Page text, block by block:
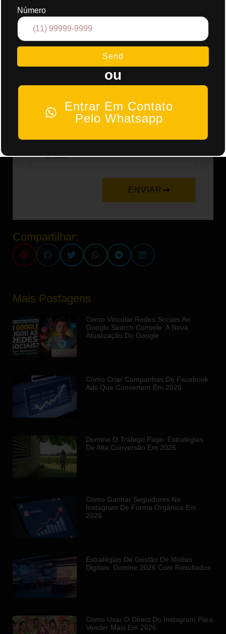
Social Media
(11) 98287-3694
Contato Pelo Whatsapp
ENVIAR
Compartilhar:
Mais Postagens
Como Vincular Redes Sociais Ao
Google Search Console: A Nova
Atualização Do Google
Como Criar Campanhas De Facebook
Ads Que Convertem Em 2026
Domine O Tráfego Pago: Estratégias
De Alta Conversão Em 2026
Como Ganhar Seguidores No
Instagram De Forma Orgânica Em
2026
Estratégias De Gestão De Mídias
Digitais: Domine 2026 Com Resultados
Como Usar O Direct Do Instagram Para
Vender Mais Em 2026
Número
Send
ou
Entrar Em Contato
Pelo Whatsapp